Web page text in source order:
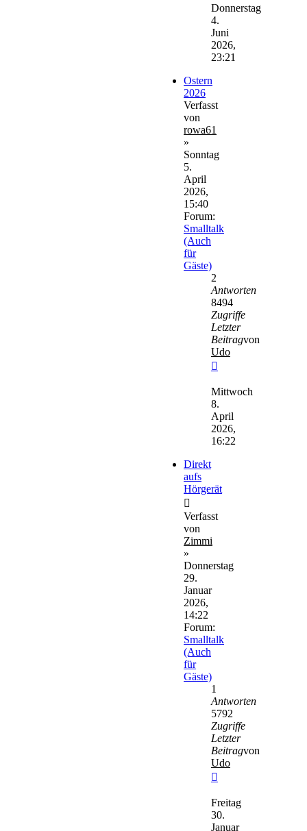
Beitrag
Donnerstag
4.
Juni
2026,
23:21
Ostern
2026
Verfasst
von
rowa61
»
Sonntag
5.
April
2026,
15:40
Forum:
Smalltalk
(Auch
für
Gäste)
2
Antworten
8494
Zugriffe
Letzter
Beitragvon
Udo
Beitrag
Mittwoch
8.
April
2026,
16:22
Direkt
aufs
Hörgerät
Verfasst
von
Zimmi
»
Donnerstag
29.
Januar
2026,
14:22
Forum:
Smalltalk
(Auch
für
Gäste)
1
Antworten
5792
Zugriffe
Letzter
Beitragvon
Udo
Beitrag
Freitag
30.
Januar